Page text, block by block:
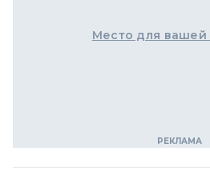
Место для вашей